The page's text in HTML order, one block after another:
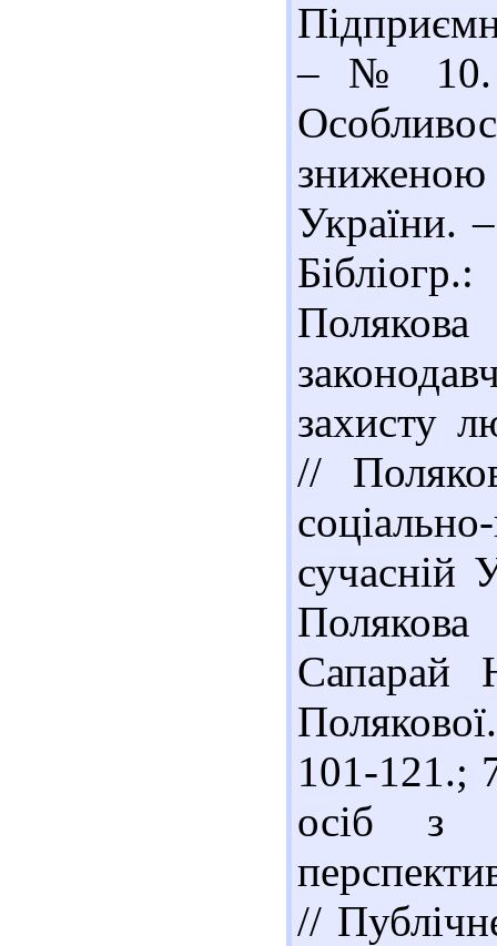
– № 10.
України.
захисту
//
сучасній
101-121.;
осіб з
//